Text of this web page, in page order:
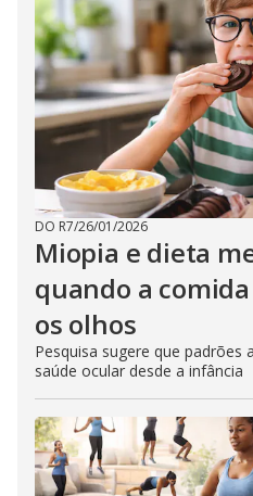
DO R7/26/01/2026
Miopia e dieta
quando a
os olhos
Pesquisa sugere que padrões
saúde ocular desde a infância